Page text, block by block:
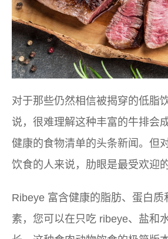
对于那些仍然相信被揭穿的低脂
说，很难理解这种丰富的牛排会
健康的食物清单的头条新闻。但
饮食的人来说，肋眼是最受欢迎
Ribeye 富含健康的脂肪、蛋白质
素，您可以在只吃 ribeye、盐和